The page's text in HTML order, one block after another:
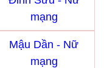
mạng
Mậu Dần - Nữ
mạng